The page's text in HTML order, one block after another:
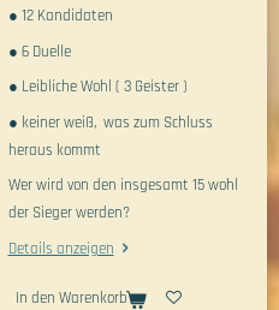
● 12 Kandidaten
● 6 Duelle
● Leibliche Wohl ( 3 Geister )
● keiner weiß, was zum Schluss
heraus kommt
Wer wird von den insgesamt 15 wohl
der Sieger werden?
Details anzeigen
In den Warenkorb